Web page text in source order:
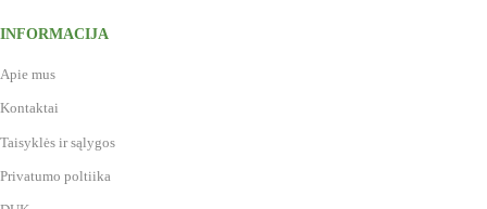
INFORMACIJA
Apie mus
Kontaktai
Taisyklės ir sąlygos
Privatumo poltiika